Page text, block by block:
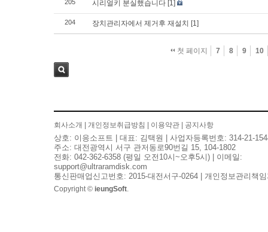
205 시리얼키 분실했습니다 [1]
204 장치관리자에서 제거후 재설치 [1]
첫 페이지 7 8 9 10
회사소개 개인정보취급방침 이용약관 공지사항
상호: 이응소프트 | 대표: 김택원 | 사업자등록번호: 314-21-
주소: 대전광역시 서구 관저동로90번길 15, 104-1802
전화: 042-362-6358 (평일 오전10시~오후5시) | 이메일:
support@ultraramdisk.com
통신판매업신고번호: 2015-대전서구-0264 | 개인정보관리책
Copyright © ieungSoft.